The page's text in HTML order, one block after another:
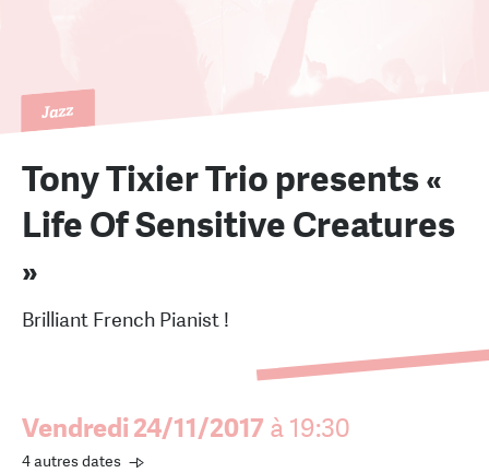
Jazz
Tony Tixier Trio presents «
Life Of Sensitive Creatures
»
Brilliant French Pianist !
Vendredi 24/11/2017 à 19:30
4 autres dates